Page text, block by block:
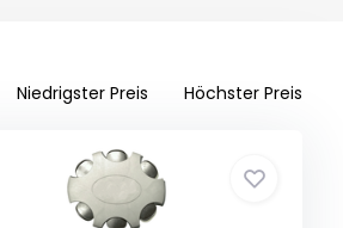
Niedrigster Preis Höchster Preis